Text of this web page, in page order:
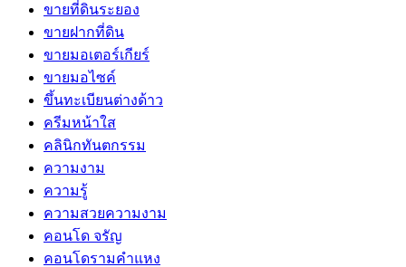
ขายที่ดินระยอง
ขายฝากที่ดิน
ขายมอเตอร์เกียร์
ขายมอไซค์
ขึ้นทะเบียนต่างด้าว
ครีมหน้าใส
คลินิกทันตกรรม
ความงาม
ความรู้
ความสวยความงาม
คอนโด จรัญ
คอนโดรามคำแหง